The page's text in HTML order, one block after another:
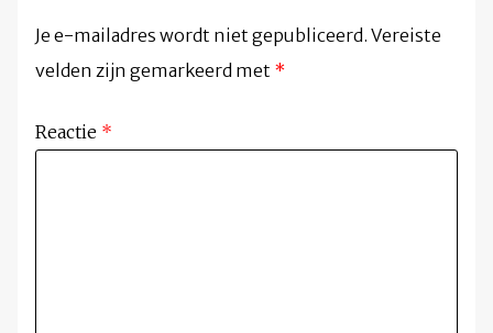
Je e-mailadres wordt niet gepubliceerd. Vereiste
velden zijn gemarkeerd met *
Reactie *